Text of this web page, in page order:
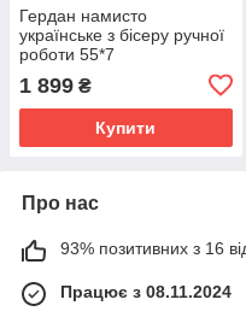
Гердан намисто
українське з бісеру ручної
роботи 55*7
1 899 ₴
Купити
Про нас
93% позитивних з 16
Працює з 08.11.2024